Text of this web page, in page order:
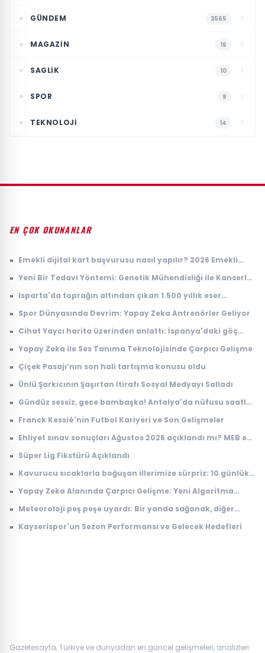
GÜNDEM 3565
MAGAZIN 16
SAGLIK 10
SPOR 9
TEKNOLOJI 14
EN ÇOK OKUNANLAR
» Emekli dijital kart başvurusu nasıl yapılır? 2026 Emekli
» Yeni Bir Tedavi Yöntemi: Genetik Mühendisliği ile Kanserle
» Isparta'da toprağın altından çıkan 1.500 yıllık eser
» Spor Dünyasında Devrim: Yapay Zeka Antrenörler Geliyor
» Cihat Yaycı harita üzerinden anlattı: İspanya'daki göç
» Yapay Zeka ile Ses Tanıma Teknolojisinde Çarpıcı Gelişme
» Çiçek Pasajı’nın son hali tartışma konusu oldu
» Ünlü Şarkıcının Şaşırtan İtirafı Sosyal Medyayı Salladı
» Gündüz sessiz, gece bambaşka! Antalya'da nüfusu saatler
» Franck Kessié'nin Futbol Kariyeri ve Son Gelişmeler
» Ehliyet sınav sonuçları Ağustos 2026 açıklandı mı? MEB e-
» Süper Lig Fikstürü Açıklandı
» Kavurucu sıcaklarla boğuşan illerimize sürpriz: 10 günlük
» Yapay Zeka Alanında Çarpıcı Gelişme: Yeni Algoritma
» Meteoroloji peş peşe uyardı: Bir yanda sağanak, diğer
» Kayserispor'un Sezon Performansı ve Gelecek Hedefleri
Gazetesayfa, Türkiye ve dünyadan en güncel gelişmeleri, analizleri